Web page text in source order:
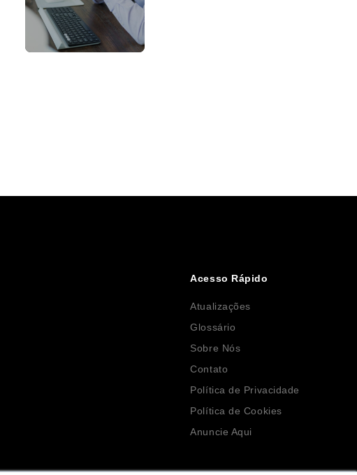
Acesso Rápido
Atualizações
Glossário
Sobre Nós
Contato
Política de Privacidade
Política de Cookies
Anuncie Aqui